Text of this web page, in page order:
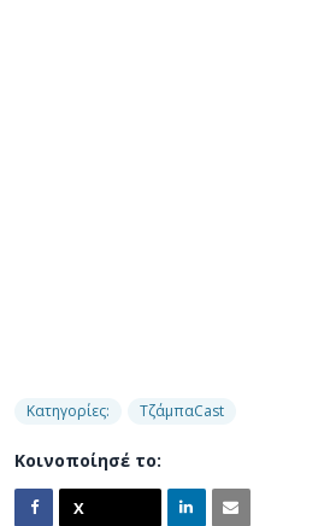
Κατηγορίες: ΤζάμπαCast
Κοινοποίησέ το: